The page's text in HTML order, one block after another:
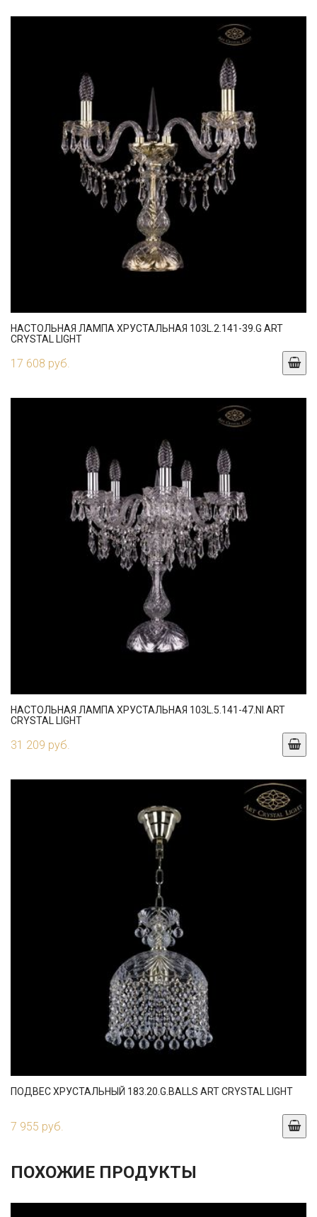
НАСТОЛЬНАЯ ЛАМПА ХРУСТАЛЬНАЯ 103L.2.141-39.G ART
CRYSTAL LIGHT
17 608 руб.
НАСТОЛЬНАЯ ЛАМПА ХРУСТАЛЬНАЯ 103L.5.141-47.NI ART
CRYSTAL LIGHT
31 209 руб.
ПОДВЕС ХРУСТАЛЬНЫЙ 183.20.G.BALLS ART CRYSTAL LIGHT
7 955 руб.
ПОХОЖИЕ ПРОДУКТЫ